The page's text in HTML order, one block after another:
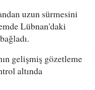
uzun sürmesini
Lübnan'daki
gelişmiş gözetleme
altında